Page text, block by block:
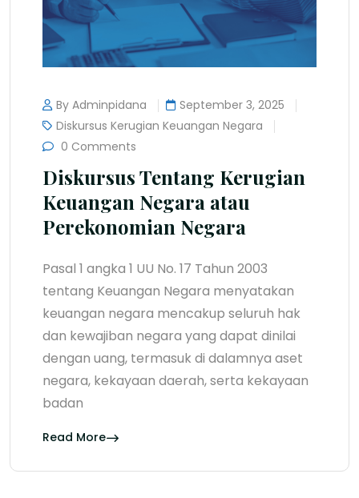
By Adminpidana
September 3, 2025
Diskursus Kerugian Keuangan Negara
0 Comments
Diskursus Tentang Kerugian
Keuangan Negara atau
Perekonomian Negara
Pasal 1 angka 1 UU No. 17 Tahun 2003
tentang Keuangan Negara menyatakan
keuangan negara mencakup seluruh hak
dan kewajiban negara yang dapat dinilai
dengan uang, termasuk di dalamnya aset
negara, kekayaan daerah, serta kekayaan
badan
Read More